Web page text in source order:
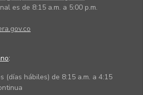
es de 8:15 a.m. a 5:00 p.m.
:
(días hábiles) de 8:15 a.m. a 4:15